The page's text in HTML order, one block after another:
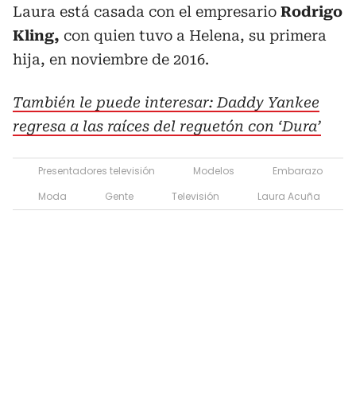
Laura está casada con el empresario Rodrigo
Kling, con quien tuvo a Helena, su primera
hija, en noviembre de 2016.
También le puede interesar: Daddy Yankee
regresa a las raíces del reguetón con ‘Dura’
Presentadores televisión Modelos
Embarazo
Moda
Gente Televisión Laura Acuña